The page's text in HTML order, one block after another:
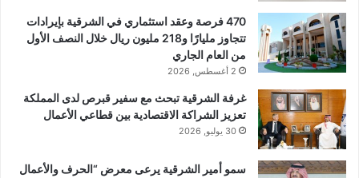
470 فرصة وعقد استثماري في الشرقية بإيرادات
تتجاوز مليارًا و218 مليون ريال خلال النصف الأول
من العام الجاري
2 أغسطس, 2026
غرفة الشرقية تبحث مع سفير قبرص لدى المملكة
تعزيز الشراكة الاقتصادية بين قطاعي الأعمال
30 يوليو, 2026
سمو أمير الشرقية يرعى معرض “الحرف والأعمال